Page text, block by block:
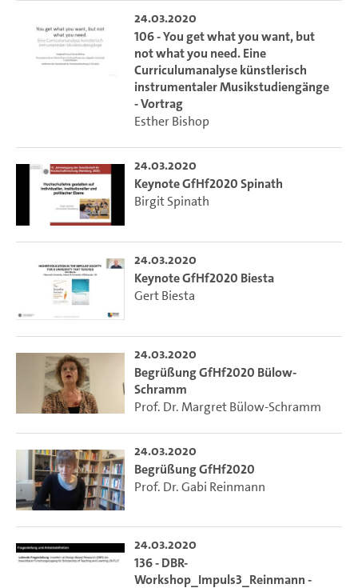
24.03.2020
106 - You get what you want, but
not what you need. Eine
Curriculumanalyse künstlerisch
instrumentaler Musikstudiengänge
- Vortrag
Esther Bishop
24.03.2020
Keynote GfHf2020 Spinath
Birgit Spinath
24.03.2020
Keynote GfHf2020 Biesta
Gert Biesta
24.03.2020
Begrüßung GfHf2020 Bülow-
Schramm
Prof. Dr. Margret Bülow-Schramm
24.03.2020
Begrüßung GfHf2020
Prof. Dr. Gabi Reinmann
24.03.2020
136 - DBR-
Workshop_Impuls3_Reinmann -